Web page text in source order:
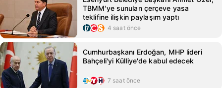
TBMM'ye sunulan çerçeve yasa
teklifine ilişkin paylaşım yaptı
4 saat önce
Cumhurbaşkanı Erdoğan, MHP lideri
Bahçeli'yi Külliye'de kabul edecek
7 saat önce